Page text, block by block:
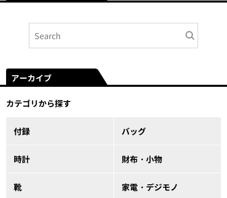
アーカイブ
カテゴリから探す
付録 バッグ
時計 財布・小物
靴 家電・デジモノ